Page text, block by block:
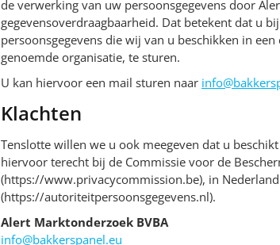
de verwerking van uw persoonsgegevens door
gegevensoverdraagbaarheid. Dat betekent dat u
persoonsgegevens die wij van u beschikken in
genoemde organisatie, te sturen.
U kan hiervoor een mail sturen naar
Klachten
Tenslotte willen we u ook meegeven dat u
hiervoor terecht bij de Commissie voor de
(https://www.privacycommission.be), in
(https://autoriteitpersoonsgegevens.nl).
Alert Marktonderzoek BVBA
info@bakkerspanel.eu